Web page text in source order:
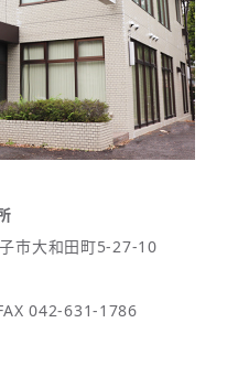
市大和田町5-27-10
042-631-1786